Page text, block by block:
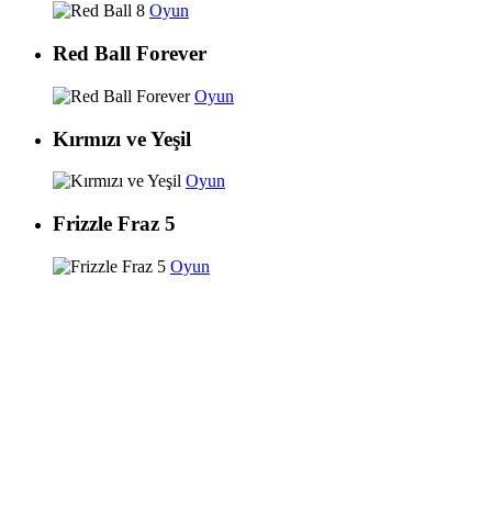
Oyun
Red Ball Forever
Oyun
Kırmızı ve Yeşil
Oyun
Frizzle Fraz 5
Oyun